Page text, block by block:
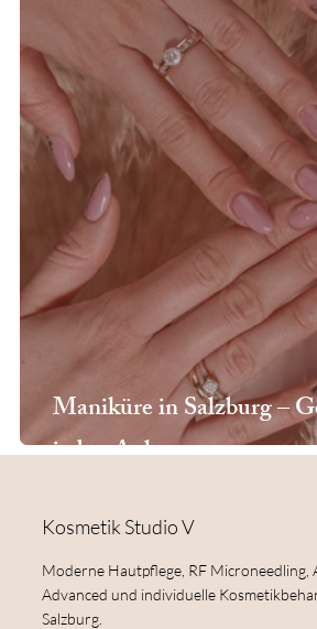
Maniküre in Salzburg –
jeden Anlass
Kosmetik Studio V
Moderne Hautpflege, RF Microneedling,
Advanced und individuelle
Salzburg.